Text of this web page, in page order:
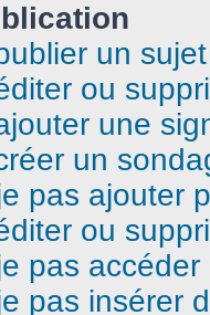
un
ou
une
un
pas ajouter
ou
pas
pas insérer